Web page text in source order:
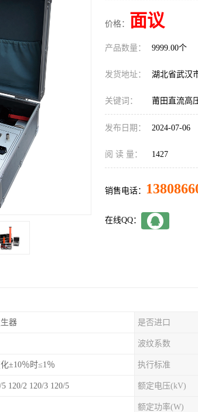
价格： 面议
产品数量： 9999.00个
发货地址： 湖北省武汉
关键词： 莆田直流高
发布日期： 2024-07-06
阅 读 量： 1427
销售电话：
在线QQ：
器 是否进口
波纹系数
±10％时≤1％ 执行标准
120/2 120/3 120/5 额定电压(kV)
额定功率(W)